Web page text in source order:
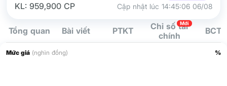
KL: 959,900 CP Cập nhật lúc 14:45:06 06/08
Tổng quan Bài viết PTKT
Chỉ số tài
chính
Mới
BCTC
Mức giá (nghìn đồng) %